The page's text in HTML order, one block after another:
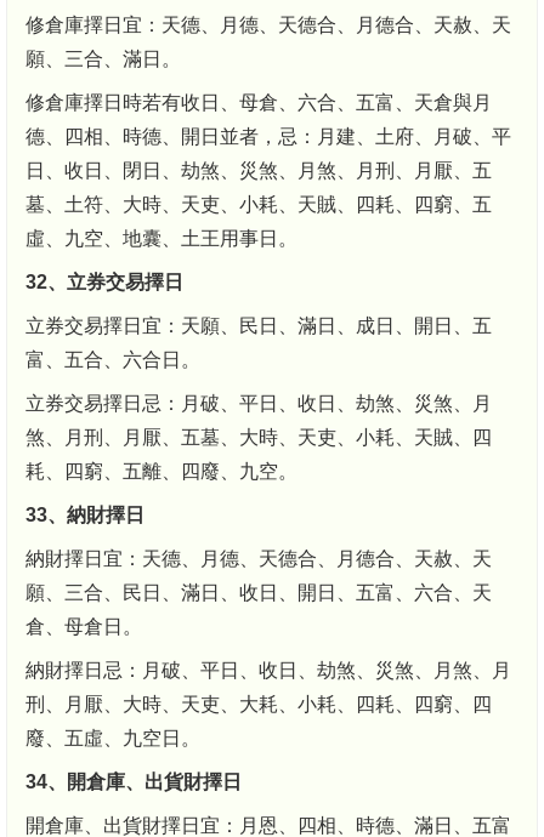
修倉庫擇日宜：天德、月德、天德合、月德合、天赦、天
願、三合、滿日。
修倉庫擇日時若有收日、母倉、六合、五富、天倉與月
德、四相、時德、開日並者，忌：月建、土府、月破、平
日、收日、閉日、劫煞、災煞、月煞、月刑、月厭、五
墓、土符、大時、天吏、小耗、天賊、四耗、四窮、五
虛、九空、地囊、土王用事日。
32、立券交易擇日
立券交易擇日宜：天願、民日、滿日、成日、開日、五
富、五合、六合日。
立券交易擇日忌：月破、平日、收日、劫煞、災煞、月
煞、月刑、月厭、五墓、大時、天吏、小耗、天賊、四
耗、四窮、五離、四廢、九空。
33、納財擇日
納財擇日宜：天德、月德、天德合、月德合、天赦、天
願、三合、民日、滿日、收日、開日、五富、六合、天
倉、母倉日。
納財擇日忌：月破、平日、收日、劫煞、災煞、月煞、月
刑、月厭、大時、天吏、大耗、小耗、四耗、四窮、四
廢、五虛、九空日。
34、開倉庫、出貨財擇日
開倉庫、出貨財擇日宜：月恩、四相、時德、滿日、五富